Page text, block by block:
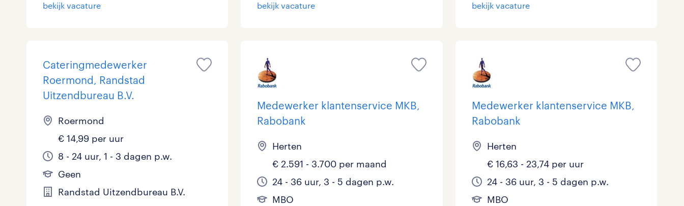
bekijk vacature bekijk vacature bekijk vacature
Cateringmedewerker
Roermond, Randstad
Uitzendbureau B.V.
Roermond
€ 14,99 per uur
8 - 24 uur, 1 - 3 dagen p.w.
Geen
Randstad Uitzendbureau B.V.
Medewerker klantenservice MKB,
Rabobank
Herten
€ 2.591 - 3.700 per maand
24 - 36 uur, 3 - 5 dagen p.w.
MBO
Medewerker klantenservice MKB,
Rabobank
Herten
€ 16,63 - 23,74 per uur
24 - 36 uur, 3 - 5 dagen p.w.
MBO